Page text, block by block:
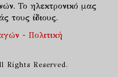
Το ηλεκτρονικό μας
τους ίδιους.
- Πολιτική
Rights Reserved.